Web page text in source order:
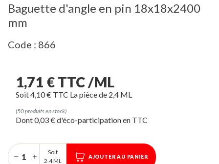
Baguette d'angle en pin 18x18x2400
mm
Code : 866
1,71 € TTC /ML
Soit 4,10 € TTC La pièce de 2,4 ML
(50 produits en stock)
Dont 0,03 € d'éco-participation
Soit
2.4 ML
AJOUTER AU PANIER